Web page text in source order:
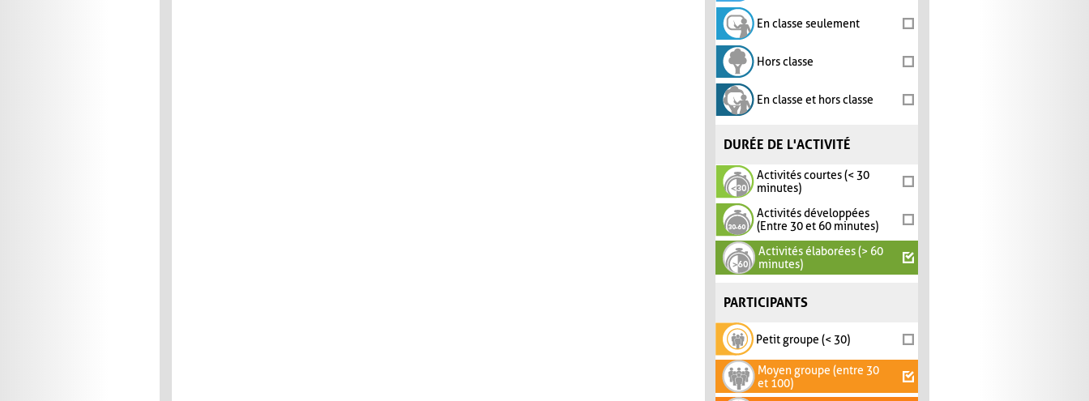
En classe seulement
Hors classe
En classe et hors classe
DURÉE DE L'ACTIVITÉ
Activités courtes (< 30
minutes)
Activités développées
(Entre 30 et 60 minutes)
Activités élaborées (> 60
minutes)
PARTICIPANTS
Petit groupe (< 30)
Moyen groupe (entre 30
et 100)